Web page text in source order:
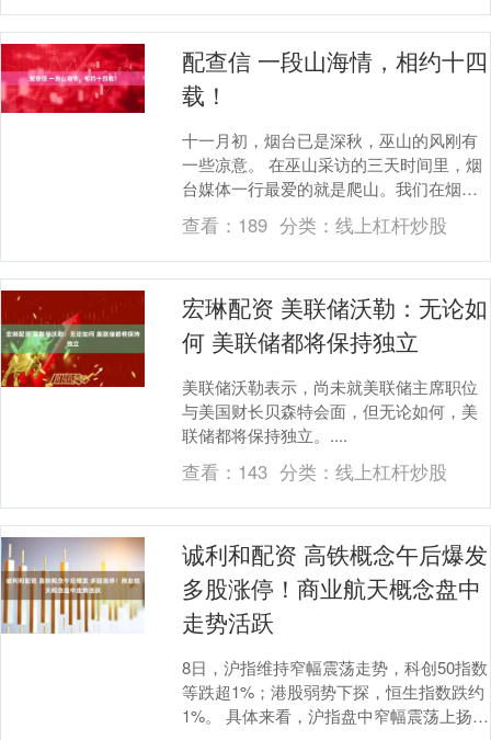
配查信 一段山海情，相约十四
载！
十一月初，烟台已是深秋，巫山的风刚有
一些凉意。 在巫山采访的三天时间里，烟
台媒体一行最爱的就是爬山。我们在烟台
看不够海浪拍岸的壮阔，也同样惊艳于巫
山云雾绕山间的....
查看： 189 分类： 线上杠杆炒股
宏琳配资 美联储沃勒：无论如
何 美联储都将保持独立
美联储沃勒表示，尚未就美联储主席职位
与美国财长贝森特会面，但无论如何，美
联储都将保持独立。....
查看： 143 分类： 线上杠杆炒股
诚利和配资 高铁概念午后爆发
多股涨停！商业航天概念盘中
走势活跃
8日，沪指维持窄幅震荡走势，科创50指数
等跌超1%；港股弱势下探，恒生指数跌约
1%。 具体来看，沪指盘中窄幅震荡上扬，